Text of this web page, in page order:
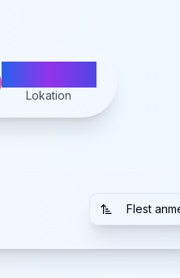
Fredericia
Lokation
Flest